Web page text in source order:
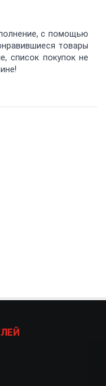
с помощью
товары
список покупок не